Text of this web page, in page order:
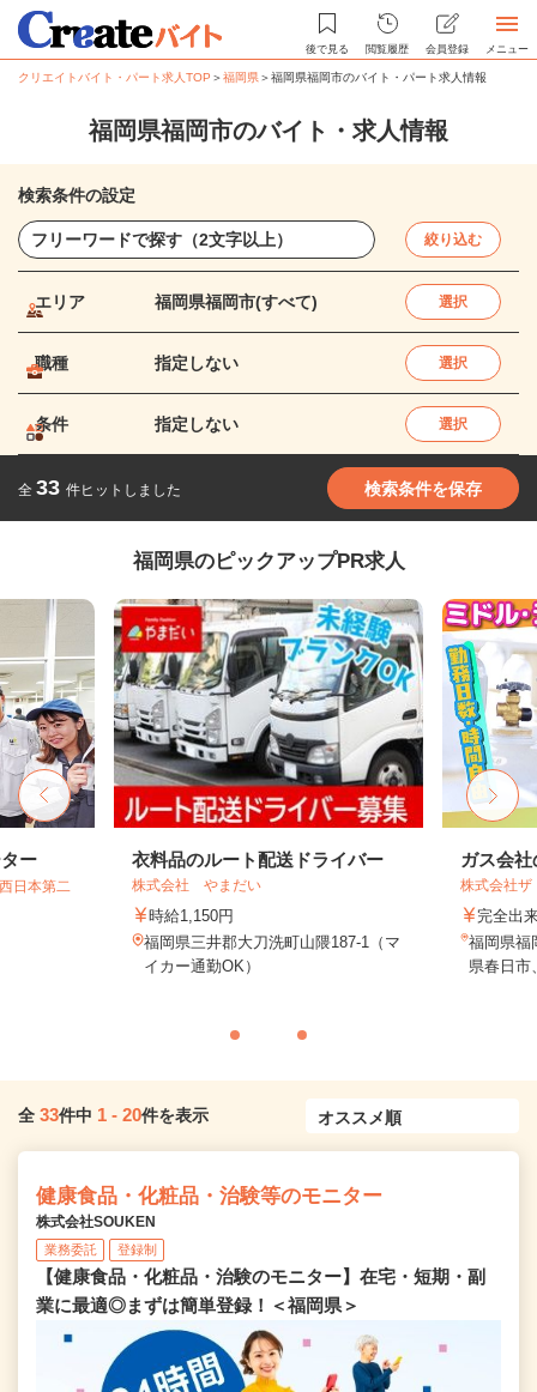
後で見る 閲覧履歴 会員登録 メニュー
クリエイトバイト・パート求人TOP ＞福岡県＞福岡県福岡市のバイト・パート求人情報
福岡県福岡市のバイト・求人情報
検索条件の設定
絞り込む
エリア 福岡県福岡市(すべて) 選択
職種 指定しない 選択
条件 指定しない 選択
全 33 件ヒットしました 検索条件を保存
福岡県のピックアップPR求人
ー
日本第二
衣料品のルート配送ドライバー
株式会社 やまだい
時給1,150円
福岡県三井郡大刀洗町山隈187-1（マ
イカー通勤OK）
ガス会
株式会社
完全出
福岡県福
県春日市
全 33件中 1 - 20件を表示
健康食品・化粧品・治験等のモニター
株式会社SOUKEN
業務委託 登録制
【健康食品・化粧品・治験のモニター】在宅・短期・副
業に最適◎まずは簡単登録！＜福岡県＞